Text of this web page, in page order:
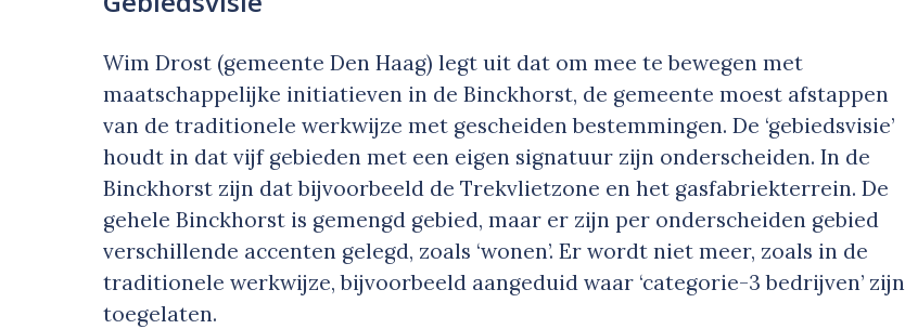
Wim Drost (gemeente Den Haag) legt uit dat om mee te bewegen met
maatschappelijke initiatieven in de Binckhorst, de gemeente moest afstappen
van de traditionele werkwijze met gescheiden bestemmingen. De ‘gebiedsvisie’
houdt in dat vijf gebieden met een eigen signatuur zijn onderscheiden. In de
Binckhorst zijn dat bijvoorbeeld de Trekvlietzone en het gasfabriekterrein. De
gehele Binckhorst is gemengd gebied, maar er zijn per onderscheiden gebied
verschillende accenten gelegd, zoals ‘wonen’. Er wordt niet meer, zoals in de
traditionele werkwijze, bijvoorbeeld aangeduid waar ‘categorie-3 bedrijven’ zijn
toegelaten.